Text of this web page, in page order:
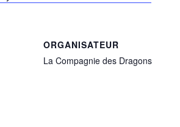
ORGANISATEUR
La Compagnie des Dragons